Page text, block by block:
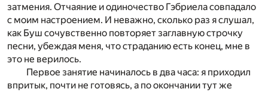
затмения. Отчаяние и одиночество Гэбриела совпадало
с моим настроением. И неважно, сколько раз я слушал,
как Буш сочувственно повторяет заглавную строчку
песни, убеждая меня, что страданию есть конец, мне в
это не верилось.
Первое занятие начиналось в два часа: я приходил
впритык, почти не готовясь, а по окончании тут же